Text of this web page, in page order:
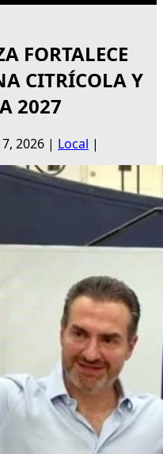
FORTALECE
CITRÍCOLA Y
2027
2026 | Local |